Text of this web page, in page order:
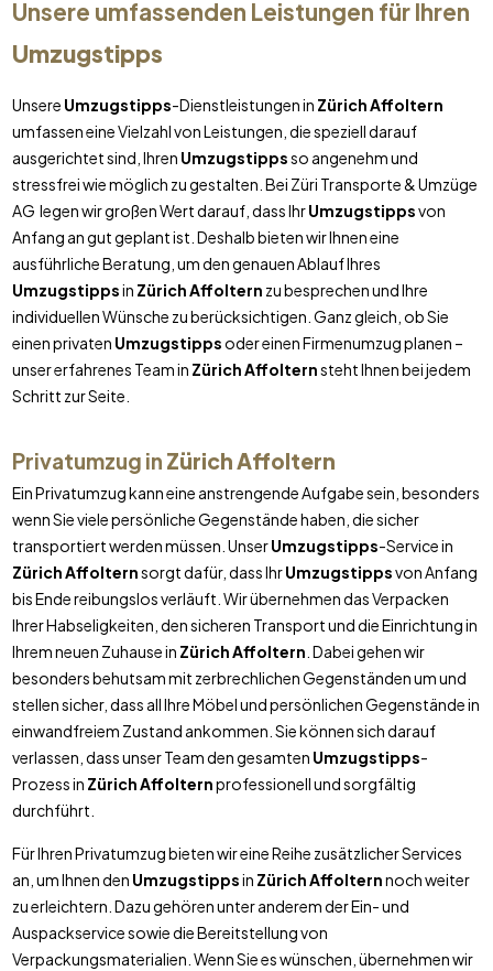
Unsere umfassenden Leistungen für Ihren
Umzugstipps
Unsere Umzugstipps-Dienstleistungen in Zürich Affoltern
umfassen eine Vielzahl von Leistungen, die speziell darauf
ausgerichtet sind, Ihren Umzugstippsso angenehm und
stressfrei wie möglich zu gestalten. Bei Züri Transporte & Umzüge
AG legen wir großen Wert darauf, dass IhrUmzugstippsvon
Anfang an gut geplant ist. Deshalb bieten wir Ihnen eine
ausführliche Beratung, um den genauen Ablauf Ihres
Umzugstippsin Zürich Affoltern zu besprechen und Ihre
individuellen Wünsche zu berücksichtigen. Ganz gleich, ob Sie
einen privaten Umzugstippsoder einen Firmenumzug planen –
unser erfahrenes Team in Zürich Affolternsteht Ihnen bei jedem
Schritt zur Seite.
Privatumzug in Zürich Affoltern
Ein Privatumzug kann eine anstrengende Aufgabe sein, besonders
wenn Sie viele persönliche Gegenstände haben, die sicher
transportiert werden müssen. UnserUmzugstipps-Service in
Zürich Affolternsorgt dafür, dass IhrUmzugstippsvon Anfang
bis Ende reibungslos verläuft. Wir übernehmen das Verpacken
Ihrer Habseligkeiten, den sicheren Transport und die Einrichtung in
Ihrem neuen Zuhause in Zürich Affoltern . Dabei gehen wir
besonders behutsam mit zerbrechlichen Gegenständen um und
stellen sicher, dass all Ihre Möbel und persönlichen Gegenstände in
einwandfreiem Zustand ankommen. Sie können sich darauf
verlassen, dass unser Team den gesamten Umzugstipps-
Prozess in Zürich Affolternprofessionell und sorgfältig
durchführt.
Für Ihren Privatumzug bieten wir eine Reihe zusätzlicher Services
an, um Ihnen den Umzugstippsin Zürich Affolternnoch weiter
zu erleichtern. Dazu gehören unter anderem der Ein- und
Auspackservice sowie die Bereitstellung von
Verpackungsmaterialien. Wenn Sie es wünschen, übernehmen wir